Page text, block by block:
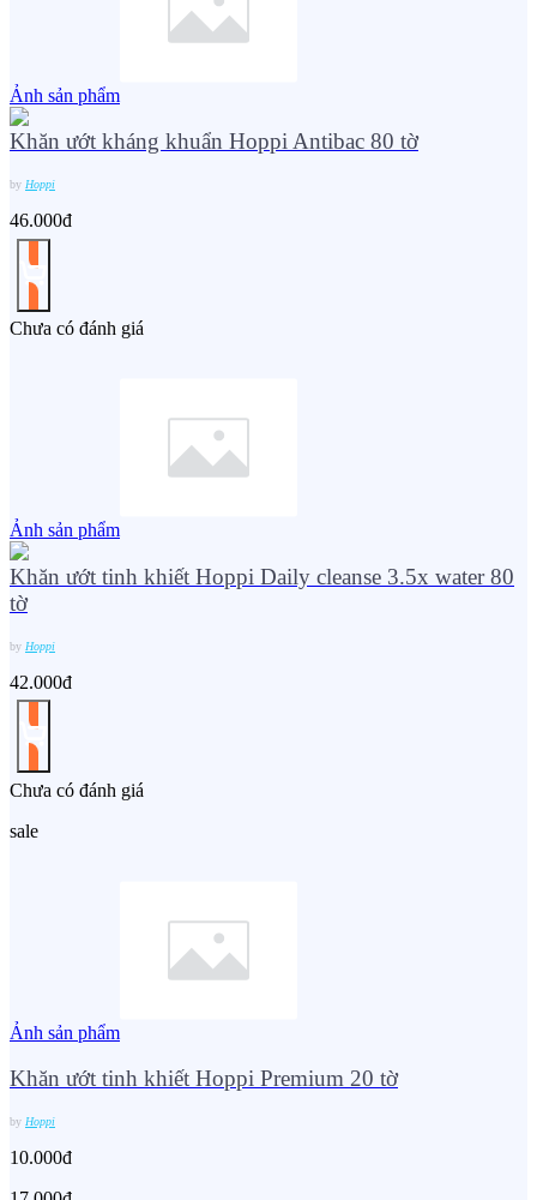
Ảnh sản phẩm
Khăn ướt kháng khuẩn Hoppi Antibac 80 tờ
by Hoppi
46.000đ
Chưa có đánh giá
Ảnh sản phẩm
Khăn ướt tinh khiết Hoppi Daily cleanse 3.5x water 80
tờ
by Hoppi
42.000đ
Chưa có đánh giá
sale
Ảnh sản phẩm
Khăn ướt tinh khiết Hoppi Premium 20 tờ
by Hoppi
10.000đ